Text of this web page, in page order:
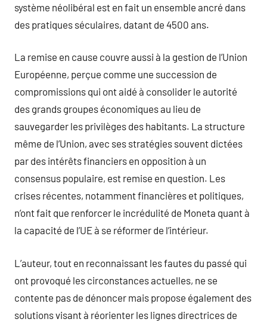
système néolibéral est en fait un ensemble ancré dans
des pratiques séculaires, datant de 4500 ans.
La remise en cause couvre aussi à la gestion de l’Union
Européenne, perçue comme une succession de
compromissions qui ont aidé à consolider le autorité
des grands groupes économiques au lieu de
sauvegarder les privilèges des habitants. La structure
même de l’Union, avec ses stratégies souvent dictées
par des intérêts financiers en opposition à un
consensus populaire, est remise en question. Les
crises récentes, notamment financières et politiques,
n’ont fait que renforcer le incrédulité de Moneta quant à
la capacité de l’UE à se réformer de l’intérieur.
L’auteur, tout en reconnaissant les fautes du passé qui
ont provoqué les circonstances actuelles, ne se
contente pas de dénoncer mais propose également des
solutions visant à réorienter les lignes directrices de